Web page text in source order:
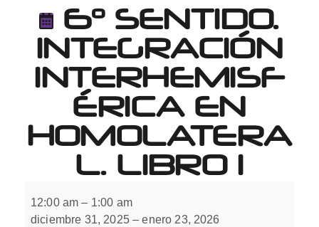
6º SENTIDO.
INTEGRACIÓN
INTERHEMISF
ÉRICA EN
HOMOLATERA
L. LIBRO 1
sentido.
Integración
interhemisférica
12:00 am – 1:00 am
diciembre 31, 2025 –enero 23, 2026